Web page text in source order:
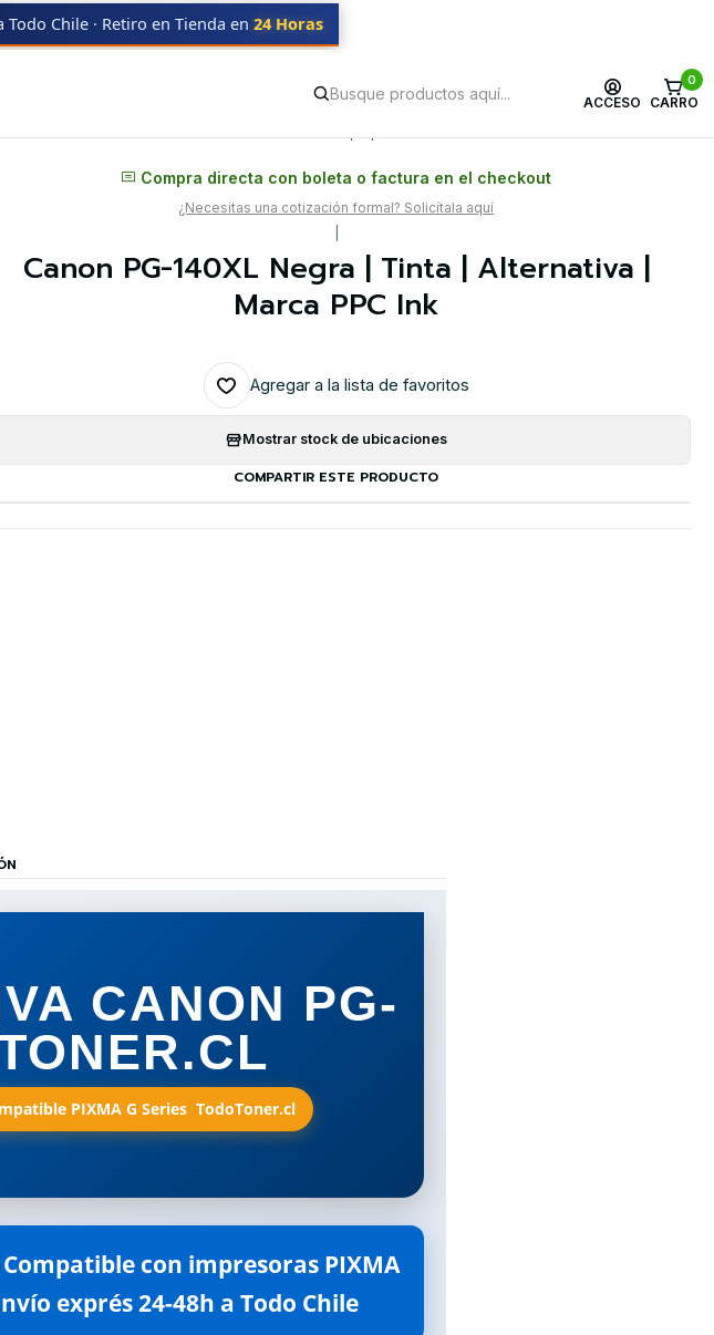
ACCESO
0
CARRO
Todo Chile · Retiro en Tienda en 24 Horas
Compra directa con boleta o factura en el checkout
¿Necesitas una cotización formal? Solicítala aquí
Canon PG-140XL Negra | Tinta | Alternativa |
Marca PPC Ink
Agregar a la lista de favoritos
Mostrar stock de ubicaciones
COMPARTIR ESTE PRODUCTO
CANON PG-
PIXMA G Series  TodoToner.cl
con impresoras PIXMA
exprés 24-48h a Todo Chile